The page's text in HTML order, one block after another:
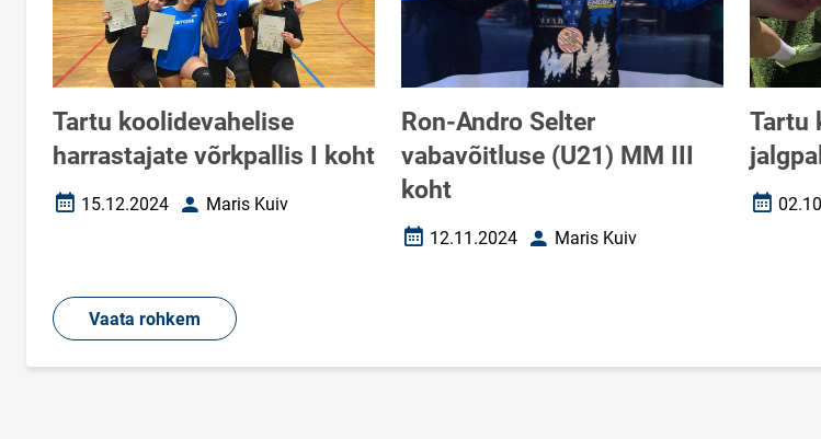
Tartu koolidevahelise
harrastajate võrkpallis I koht
Loomise kuupäev
15.12.2024 AutorMaris Kuiv
Ron-Andro Selter
vabavõitluse (U21) MM III
koht
Loomise kuupäev
12.11.2024 AutorMaris Kuiv
Tartu
Vaata rohkem